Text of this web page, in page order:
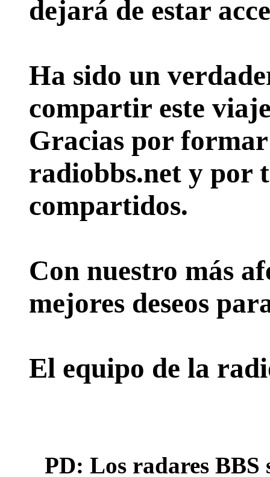
dejará de estar
Ha sido un
compartir este
Gracias por
radiobbs.net y por
compartidos.
Con nuestro más
mejores deseos
El equipo de la
PD: Los radares